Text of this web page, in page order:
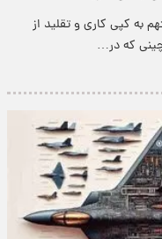
به کپی کاری و تقلید از